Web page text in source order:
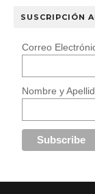
SUSCRIPCIÓN
Correo
Nombre y